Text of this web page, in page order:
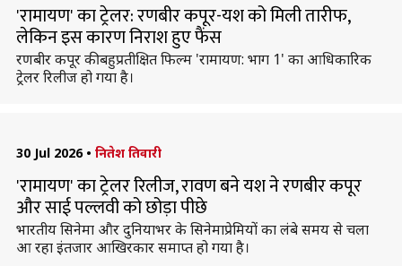
'रामायण' का ट्रेलर: रणबीर कपूर-यश को मिली तारीफ,
लेकिन इस कारण निराश हुए फैंस
रणबीर कपूर की बहुप्रतीक्षित फिल्म 'रामायण: भाग 1' का आधिकारिक
ट्रेलर रिलीज हो गया है।
30 Jul 2026 • नितेश तिवारी
'रामायण' का ट्रेलर रिलीज, रावण बने यश ने रणबीर कपूर
और साई पल्लवी को छोड़ा पीछे
भारतीय सिनेमा और दुनियाभर के सिनेमाप्रेमियों का लंबे समय से चला
आ रहा इंतजार आखिरकार समाप्त हो गया है।